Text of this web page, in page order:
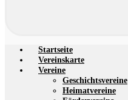
Startseite
Vereinskarte
Vereine
Geschichtsvereine
Heimatvereine